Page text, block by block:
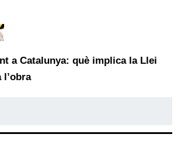
a Catalunya: què implica la Llei
l’obra